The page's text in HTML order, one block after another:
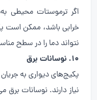
اگر ترموستات محیطی
خرابی باشد، ممکن است
نتواند دما را در سطح
۱۰. نوسانات برق
پکیج‌های دیواری به
نیاز دارند. نوسانات